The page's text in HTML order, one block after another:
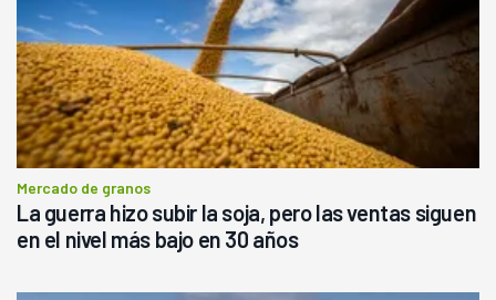
Mercado de granos
La guerra hizo subir la soja, pero las ventas siguen
en el nivel más bajo en 30 años